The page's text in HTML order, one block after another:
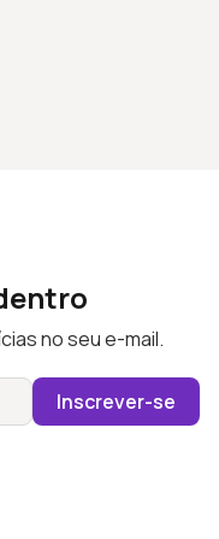
no seu e-mail.
Inscrever-se